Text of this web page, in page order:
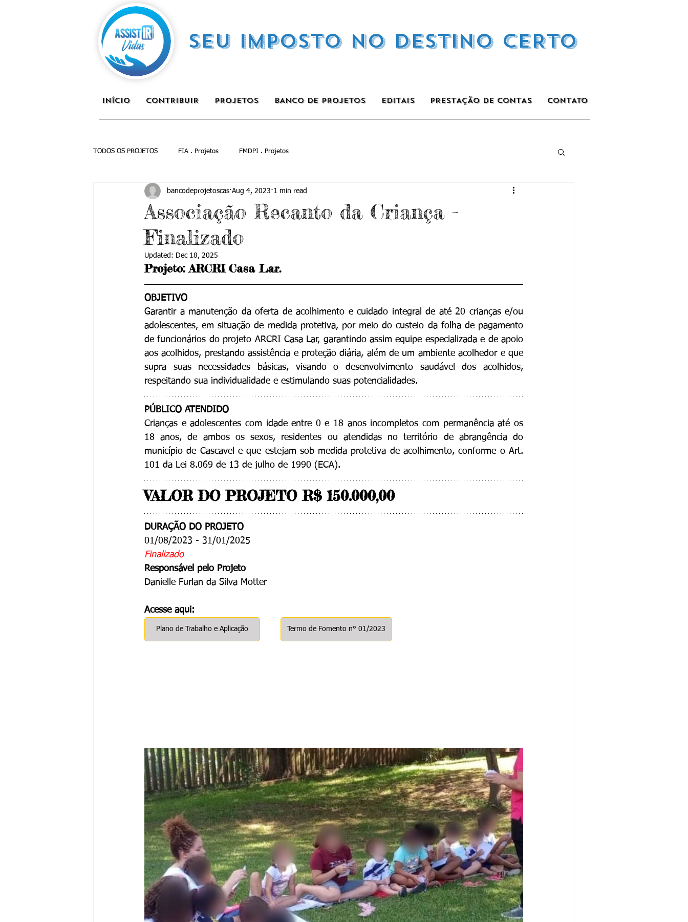
SEU IMPOSTO NO DESTINO CERTO
INÍCIO CONTRIBUIR PROJETOS BANCO DE PROJETOS EDITAIS PRESTAÇÃO DE CONTAS CONTATO
TODOS OS PROJETOS FIA . Projetos FMDPI . Projetos
Associação Recanto da Criança -
Finalizado
bancodeprojetoscas Aug 4, 2023 1 min read
Updated: Dec 18, 2025
Projeto: ARCRI Casa Lar.
OBJETIVO
Garantir a manutenção da oferta de acolhimento e cuidado integral de até 20 crianças e/ou
adolescentes, em situação de medida protetiva, por meio do custeio da folha de pagamento
de funcionários do projeto ARCRI Casa Lar, garantindo assim equipe especializada e de apoio
aos acolhidos, prestando assistência e proteção diária, além de um ambiente acolhedor e que
supra suas necessidades básicas, visando o desenvolvimento saudável dos acolhidos,
respeitando sua individualidade e estimulando suas potencialidades.
PÚBLICO ATENDIDO
Crianças e adolescentes com idade entre 0 e 18 anos incompletos com permanência até os
18 anos, de ambos os sexos, residentes ou atendidas no território de abrangência do
município de Cascavel e que estejam sob medida protetiva de acolhimento, conforme o Art.
101 da Lei 8.069 de 13 de julho de 1990 (ECA).
VALOR DO PROJETO R$ 150.000,00
DURAÇÃO DO PROJETO
01/08/2023 - 31/01/2025
Finalizado
Responsável pelo Projeto
Danielle Furlan da Silva Motter
Acesse aqui:
Plano de Trabalho e Aplicação Termo de Fomento n° 01/2023